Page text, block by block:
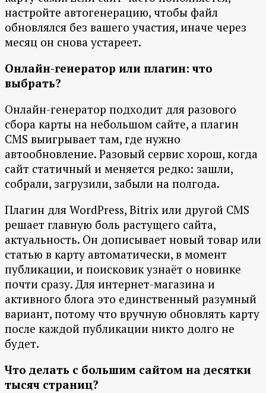
настройте автогенерацию, чтобы файл
обновлялся без вашего участия, иначе через
месяц он снова устареет.
Онлайн-генератор или плагин: что
выбрать?
Онлайн-генератор подходит для разового
сбора карты на небольшом сайте, а плагин
CMS выигрывает там, где нужно
автообновление. Разовый сервис хорош, когда
сайт статичный и меняется редко: зашли,
собрали, загрузили, забыли на полгода.
Плагин для WordPress, Bitrix или другой CMS
решает главную боль растущего сайта,
актуальность. Он дописывает новый товар или
статью в карту автоматически, в момент
публикации, и поисковик узнаёт о новинке
почти сразу. Для интернет-магазина и
активного блога это единственный разумный
вариант, потому что вручную обновлять карту
после каждой публикации никто долго не
будет.
Что делать с большим сайтом на десятки
тысяч страниц?